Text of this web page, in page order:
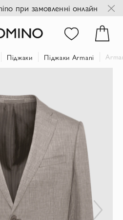
при замовленні онлайн
Піджаки Піджаки Armani